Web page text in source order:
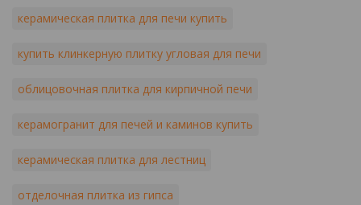
керамическая плитка для печи купить
купить клинкерную плитку угловая для печи
облицовочная плитка для кирпичной печи
керамогранит для печей и каминов купить
керамическая плитка для лестниц
отделочная плитка из гипса